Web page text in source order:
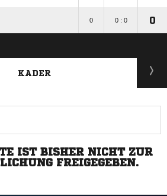
0 0 : 0 0
KADER
IST BISHER NICHT ZUR
FREIGEGEBEN.